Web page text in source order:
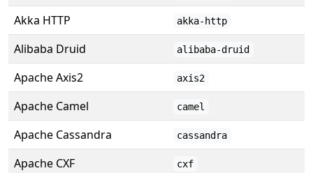
Akka HTTP akka-http
Alibaba Druid alibaba-druid
Apache Axis2 axis2
Apache Camel camel
Apache Cassandra cassandra
Apache CXF cxf